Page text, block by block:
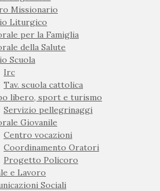
Missionario
Liturgico
per la Famiglia
della Salute
Scuola
Irc
Tav. scuola cattolica
libero, sport e turismo
Servizio pellegrinaggi
Giovanile
Centro vocazioni
Coordinamento Oratori
Progetto Policoro
e Lavoro
Sociali